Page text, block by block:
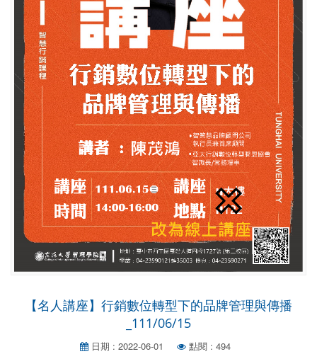
【名人講座】行銷數位轉型下的品牌管理與傳播
_111/06/15
日期 : 2022-06-01
點閱 : 494